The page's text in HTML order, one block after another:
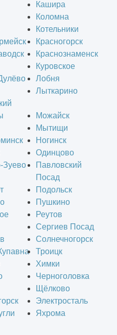
Кашира
Коломна
Котельники
Красногорск
Краснознаменск
Куровское
Лобня
Лыткарино
Можайск
Мытищи
Ногинск
Одинцово
Зуево
Павловский
Посад
Подольск
Пушкино
Реутов
Сергиев Посад
Солнечногорск
Троицк
Химки
Черноголовка
Щёлково
Электросталь
Яхрома